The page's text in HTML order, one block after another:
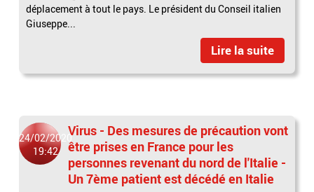
déplacement à tout le pays. Le président du Conseil italien
Giuseppe...
Lire la suite
24/02/2020
19:42
Virus - Des mesures de précaution vont
être prises en France pour les
personnes revenant du nord de l'Italie -
Un 7ème patient est décédé en Italie